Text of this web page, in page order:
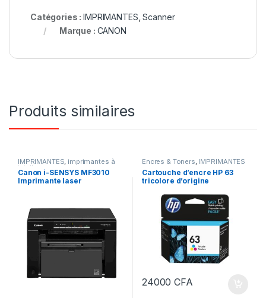
Catégories :IMPRIMANTES ,Scanner
Marque : CANON
Produits similaires
IMPRIMANTES, imprimantes à
jet d'encre
Canon i-SENSYS MF3010
Imprimante laser
Encres & Toners, IMPRIMANTES
Cartouche d’encre HP 63
tricolore d’origine
24000CFA